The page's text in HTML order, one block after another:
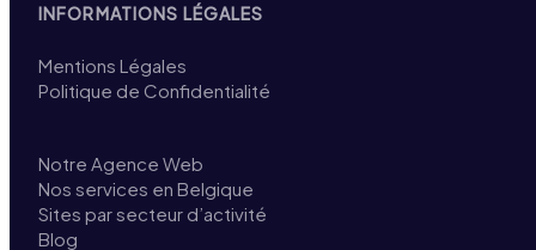
INFORMATIONS LÉGALES
Mentions Légales
Politique de Confidentialité
Notre Agence Web
Nos services en Belgique
Sites par secteur d’activité
Blog